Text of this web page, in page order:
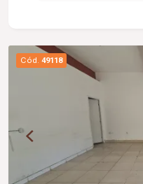
Cód. 49118